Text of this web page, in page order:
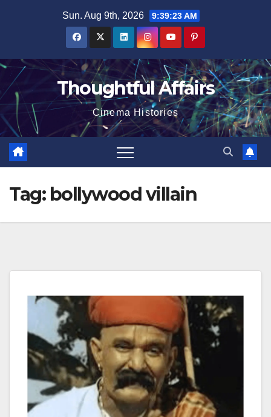
Sun. Aug 9th, 2026 9:39:23 AM
Thoughtful Affairs
Cinema Histories
Tag: bollywood villain